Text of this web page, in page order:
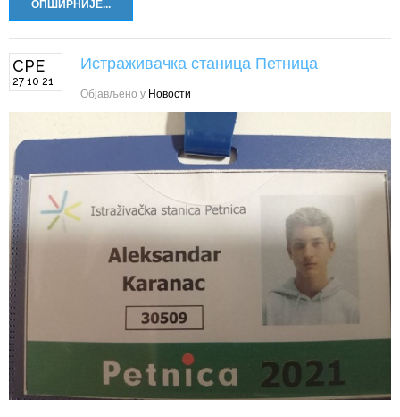
ОПШИРНИЈЕ...
СРЕ
27 10 21
Истраживачка станица Петница
Објављено у Новости